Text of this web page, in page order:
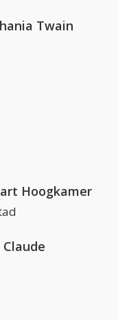
Twain
Hoogkamer